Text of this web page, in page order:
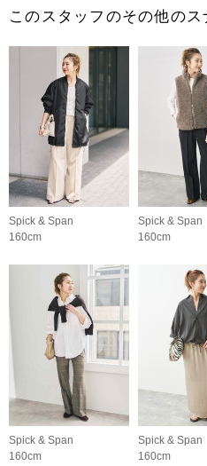
このスタッフのその他のス
Spick & Span
160cm
Spick & Span
160cm
Spick & Span
160cm
Spick & Span
160cm